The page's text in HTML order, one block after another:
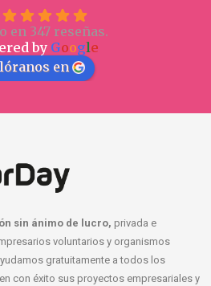
en 347 reseñas.
by Google
en
sin ánimo de lucro, privada e
voluntarios y organismos
gratuitamente a todos los
con éxito sus proyectos empresariales y